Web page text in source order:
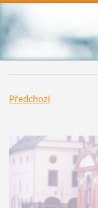
Předchozí